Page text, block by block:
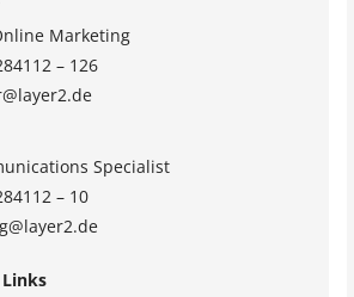
Marketing
– 126
Specialist
– 10